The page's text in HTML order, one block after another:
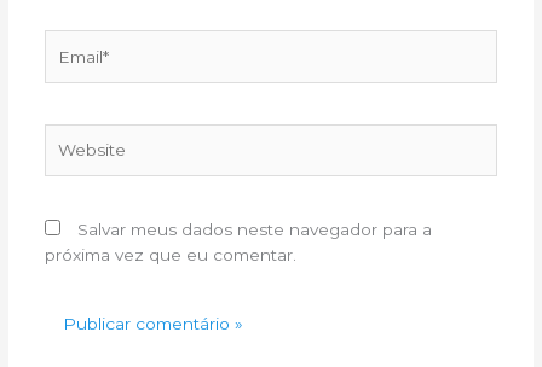
Salvar meus dados neste navegador para a
próxima vez que eu comentar.